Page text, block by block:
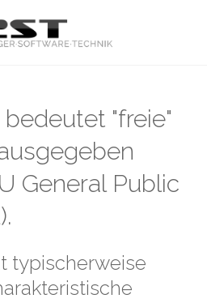
"freie"
General Public
typischerweise